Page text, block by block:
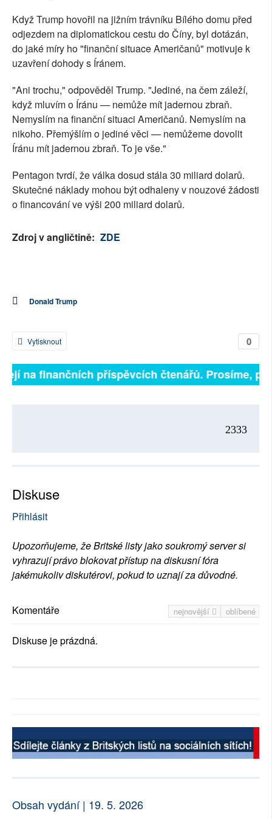
Když Trump hovořil na jižním trávníku Bílého domu před
odjezdem na diplomatickou cestu do Číny, byl dotázán,
do jaké míry ho "finanční situace Američanů" motivuje k
uzavření dohody s Íránem.
"Ani trochu," odpověděl Trump. "Jediné, na čem záleží,
když mluvím o Íránu — nemůže mít jadernou zbraň.
Nemyslím na finanční situaci Američanů. Nemyslím na
nikoho. Přemýšlím o jediné věci — nemůžeme dovolit
Íránu mít jadernou zbraň. To je vše."
Pentagon tvrdí, že válka dosud stála 30 miliard dolarů.
Skutečné náklady mohou být odhaleny v nouzové žádosti
o financování ve výši 200 miliard dolarů.
Zdroj v angličtině: ZDE
Donald Trump
0
Vytisknout
na finančních příspěvcích čtenářů. Prosíme,
2333
Diskuse
Přihlásit
Upozorňujeme, že Britské listy jako soukromý server si
vyhrazují právo blokovat přístup na diskusní fóra
jakémukoliv diskutérovi, pokud to uznají za důvodné.
nejnovější oblíbené
Komentáře
Diskuse je prázdná.
Obsah vydání | 19. 5. 2026